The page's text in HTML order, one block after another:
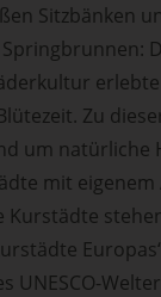
Sitzbänken
erlebte
Zu
um natürliche
mit
Kurstädte
UNESCO-